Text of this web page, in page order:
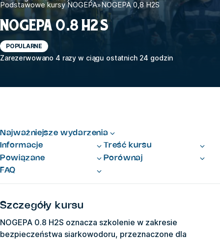
Podstawowe kursy NOGEPA»NOGEPA 0,8 H2S
NOGEPA 0.8 H2S
POPULARNE
Zarezerwowano 4 razy w ciągu ostatnich 24 godzin
Najważniejsze wydarzenia
Informacje
Treść kursu
Powiązane
Porównaj
FAQ
Szczegóły kursu
NOGEPA 0.8 H2S oznacza szkolenie w zakresie
bezpieczeństwa siarkowodoru, przeznaczone dla